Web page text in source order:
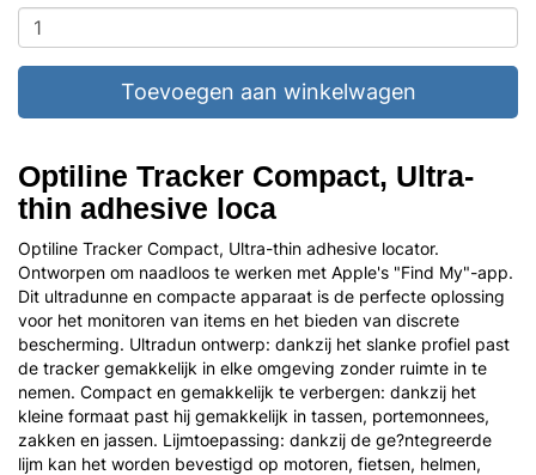
Toevoegen aan winkelwagen
Optiline Tracker Compact, Ultra-
thin adhesive loca
Optiline Tracker Compact, Ultra-thin adhesive locator.
Ontworpen om naadloos te werken met Apple's "Find My"-app.
Dit ultradunne en compacte apparaat is de perfecte oplossing
voor het monitoren van items en het bieden van discrete
bescherming. Ultradun ontwerp: dankzij het slanke profiel past
de tracker gemakkelijk in elke omgeving zonder ruimte in te
nemen. Compact en gemakkelijk te verbergen: dankzij het
kleine formaat past hij gemakkelijk in tassen, portemonnees,
zakken en jassen. Lijmtoepassing: dankzij de ge?ntegreerde
lijm kan het worden bevestigd op motoren, fietsen, helmen,